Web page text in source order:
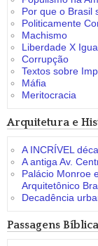
Por que o Brasil
Politicamente
Machismo
Liberdade X
Corrupção
Textos sobre
Máfia
Meritocracia
Arquitetura e
A INCRÍVEL
A antiga Av.
Palácio Monroe
Arquitetônico
Decadência
Passagens